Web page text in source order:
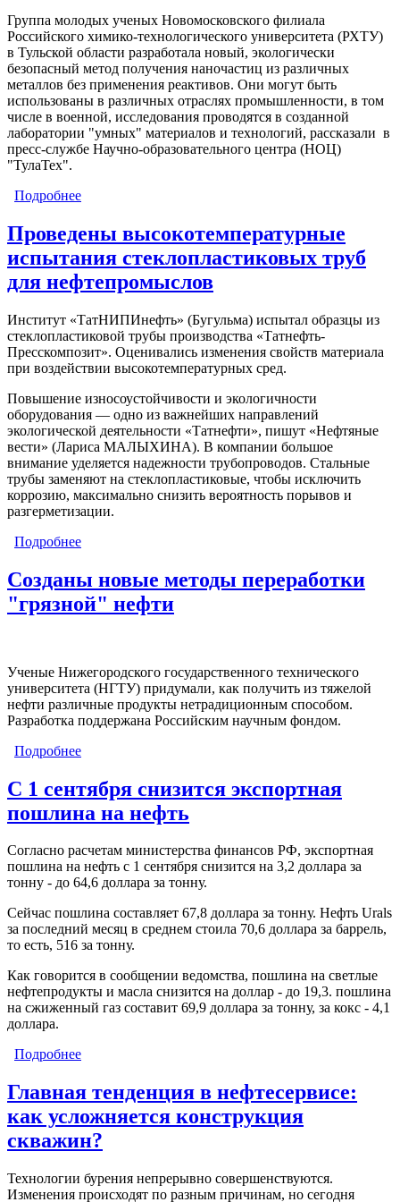
Группа молодых ученых Новомосковского филиала
Российского химико-технологического университета (РХТУ)
в Тульской области разработала новый, экологически
безопасный метод получения наночастиц из различных
металлов без применения реактивов. Они могут быть
использованы в различных отраслях промышленности, в том
числе в военной, исследования проводятся в созданной
лаборатории "умных" материалов и технологий, рассказали в
пресс-службе Научно-образовательного центра (НОЦ)
"ТулаТех".
Подробнее
области
Проведены высокотемпературные
испытания стеклопластиковых труб
для нефтепромыслов
Институт «ТатНИПИнефть» (Бугульма) испытал образцы из
стеклопластиковой трубы производства «Татнефть-
Пресскомпозит». Оценивались изменения свойств материала
при воздействии высокотемпературных сред.
Повышение износоустойчивости и экологичности
оборудования — одно из важнейших направлений
экологической деятельности «Татнефти», пишут «Нефтяные
вести» (Лариса МАЛЫХИНА). В компании большое
внимание уделяется надежности трубопроводов. Стальные
трубы заменяют на стеклопластиковые, чтобы исключить
коррозию, максимально снизить вероятность порывов и
разгерметизации.
Подробнее
Созданы новые методы переработки
"грязной" нефти
Ученые Нижегородского государственного технического
университета (НГТУ) придумали, как получить из тяжелой
нефти различные продукты нетрадиционным способом.
Разработка поддержана Российским научным фондом.
Подробнее
С 1 сентября снизится экспортная
пошлина на нефть
Согласно расчетам министерства финансов РФ, экспортная
пошлина на нефть с 1 сентября снизится на 3,2 доллара за
тонну - до 64,6 доллара за тонну.
Сейчас пошлина составляет 67,8 доллара за тонну. Нефть Urals
за последний месяц в среднем стоила 70,6 доллара за баррель,
то есть, 516 за тонну.
Как говорится в сообщении ведомства, пошлина на светлые
нефтепродукты и масла снизится на доллар - до 19,3. пошлина
на сжиженный газ составит 69,9 доллара за тонну, за кокс - 4,1
доллара.
Подробнее
Главная тенденция в нефтесервисе:
как усложняется конструкция
скважин?
Технологии бурения непрерывно совершенствуются.
Изменения происходят по разным причинам, но сегодня